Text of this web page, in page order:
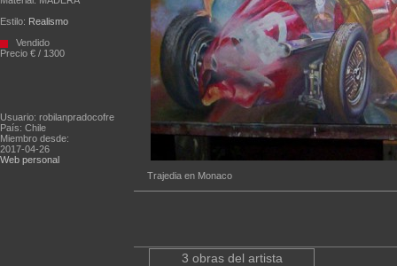
Estilo: Realismo
Vendido
Precio € / 1300
Usuario: robilanpradocofre
País: Chile
Miembro desde:
2017-04-26
Web personal
Trajedia en Monaco
3 obras del artista